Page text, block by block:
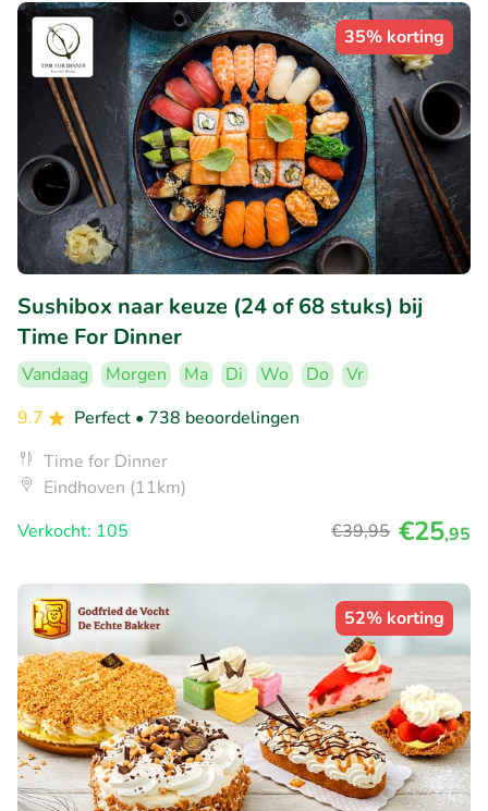
35% korting
Sushibox naar keuze (24 of 68 stuks) bij
Time For Dinner
Vandaag Morgen Ma Di Wo Do
Vr
9.7
Perfect • 738 beoordelingen
Time for Dinner
Eindhoven (11km)
Verkocht: 105
€39,95 €25,95
52% korting